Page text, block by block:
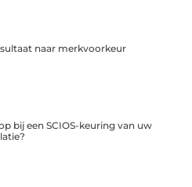
naar merkvoorkeur
bij een SCIOS-keuring van uw